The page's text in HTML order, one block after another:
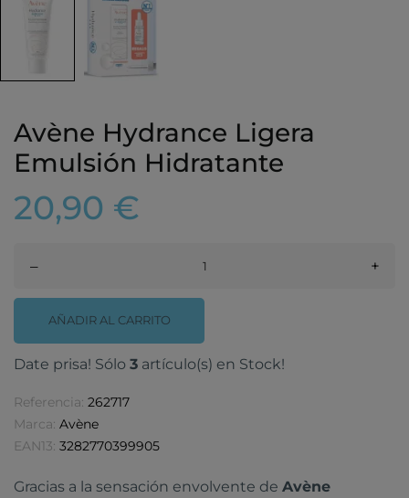
Avène Hydrance Ligera
Emulsión Hidratante
20,90 €
– +
AÑADIR AL CARRITO
Date prisa! Sólo 3 artículo(s) en Stock!
Referencia: 262717
Marca: Avène
EAN13: 3282770399905
Gracias a la sensación envolvente de Avène